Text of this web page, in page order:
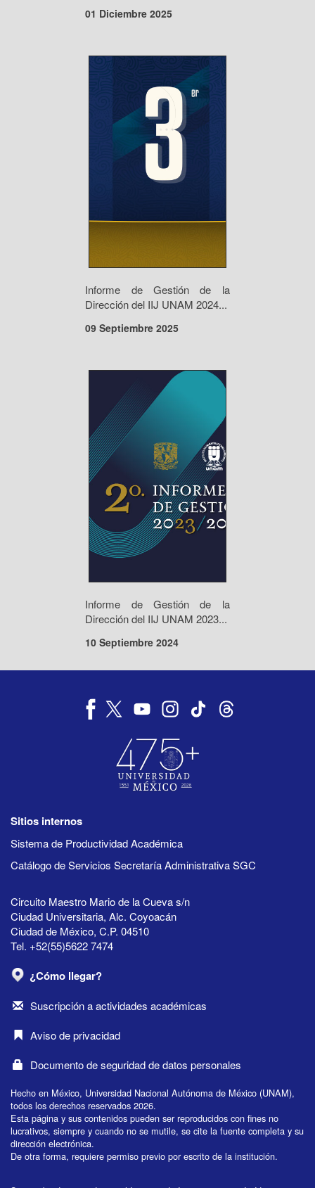
01 Diciembre 2025
Informe de Gestión de la
Dirección del IIJ UNAM 2024...
09 Septiembre 2025
Informe de Gestión de la
Dirección del IIJ UNAM 2023...
10 Septiembre 2024
Sitios internos
Sistema de Productividad Académica
Catálogo de Servicios Secretaría Administrativa SGC
Circuito Maestro Mario de la Cueva s/n
Ciudad Universitaria, Alc. Coyoacán
Ciudad de México, C.P. 04510
Tel. +52(55)5622 7474
¿Cómo llegar?
Suscripción a actividades académicas
Aviso de privacidad
Documento de seguridad de datos personales
Hecho en México, Universidad Nacional Autónoma de México (UNAM),
todos los derechos reservados 2026.
Esta página y sus contenidos pueden ser reproducidos con fines no
lucrativos, siempre y cuando no se mutile, se cite la fuente completa y su
dirección electrónica.
De otra forma, requiere permiso previo por escrito de la institución.